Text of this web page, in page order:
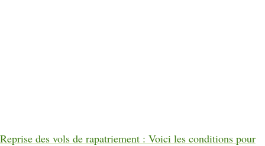
Reprise des vols de rapatriement : Voici les conditions pour